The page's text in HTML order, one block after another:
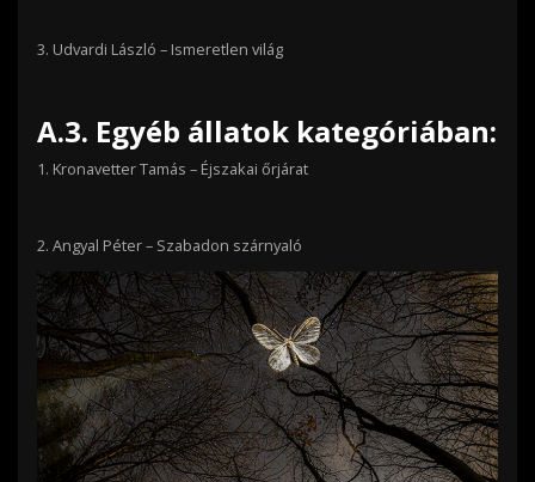
3. Udvardi László – Ismeretlen világ
A.3. Egyéb állatok kategóriában:
1. Kronavetter Tamás – Éjszakai őrjárat
2. Angyal Péter – Szabadon szárnyaló